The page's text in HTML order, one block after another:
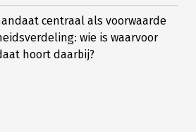
centraal als voorwaarde
wie is waarvoor
hoort daarbij?